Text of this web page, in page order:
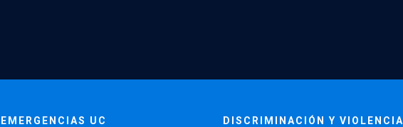
EMERGENCIAS UC DISCRIMINACIÓN Y VIOLENCIA